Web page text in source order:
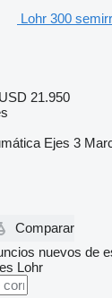
Lohr 300
21.950
Ejes 3
Comparar
nuevos de
Lohr